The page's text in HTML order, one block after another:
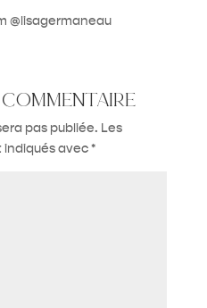
@lisagermaneau
pas publiée. Les
avec*